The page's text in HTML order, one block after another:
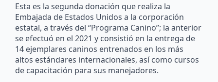
Esta es la segunda donación que realiza la
Embajada de Estados Unidos a la corporación
estatal, a través del “Programa Canino”; la anterior
se efectuó en el 2021 y consistió en la entrega de
14 ejemplares caninos entrenados en los más
altos estándares internacionales, así como cursos
de capacitación para sus manejadores.